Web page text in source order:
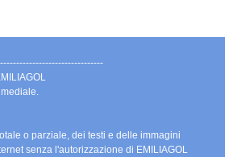
o parziale, dei testi e delle immagini
senza l'autorizzazione di EMILIAGOL